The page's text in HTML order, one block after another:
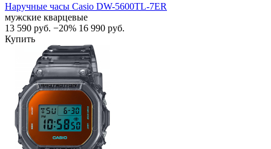
Наручные часы Casio DW-5600TL-7ER
мужские кварцевые
13 590 руб. −20% 16 990 руб.
Купить